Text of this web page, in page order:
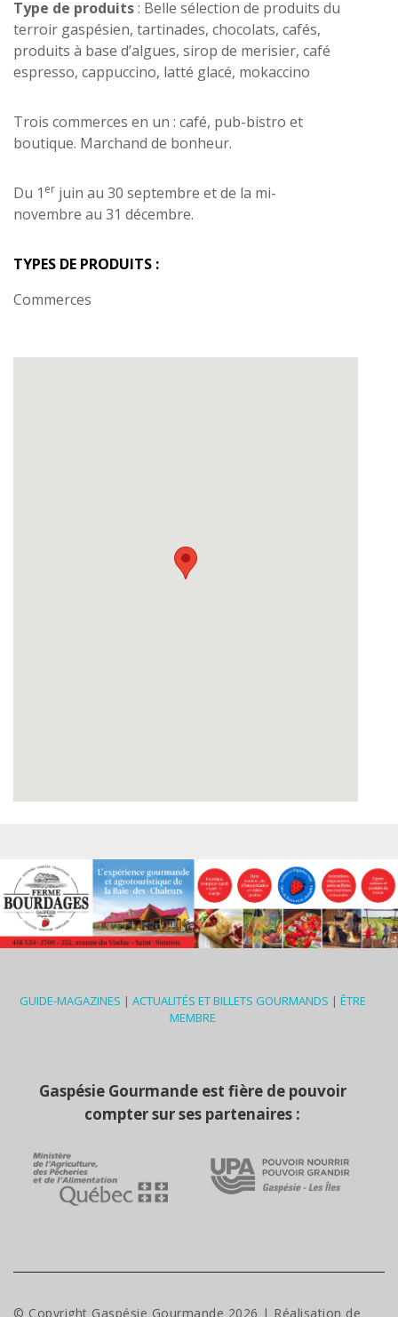
Type de produits: Belle sélection de produits du
terroir gaspésien, tartinades, chocolats, cafés,
produits à base d’algues, sirop de merisier, café
espresso, cappuccino, latté glacé, mokaccino
Trois commerces en un : café, pub-bistro et
boutique. Marchand de bonheur.
Du 1 er juin au 30 septembre et de la mi-
novembre au 31 décembre.
TYPES DE PRODUITS :
Commerces
GUIDE-MAGAZINES | ACTUALITÉS ET BILLETS GOURMANDS | ÊTRE
MEMBRE
Gaspésie Gourmande est fière de pouvoir
compter sur ses partenaires :
© Copyright Gaspésie Gourmande 2026 | Réalisation de